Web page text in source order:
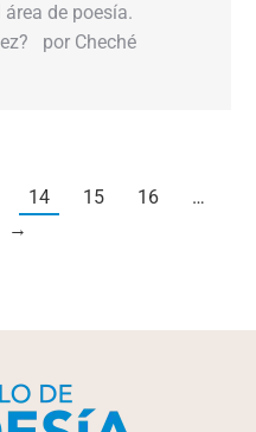
el área de poesía.
por Cheché
14 15 16
…
→